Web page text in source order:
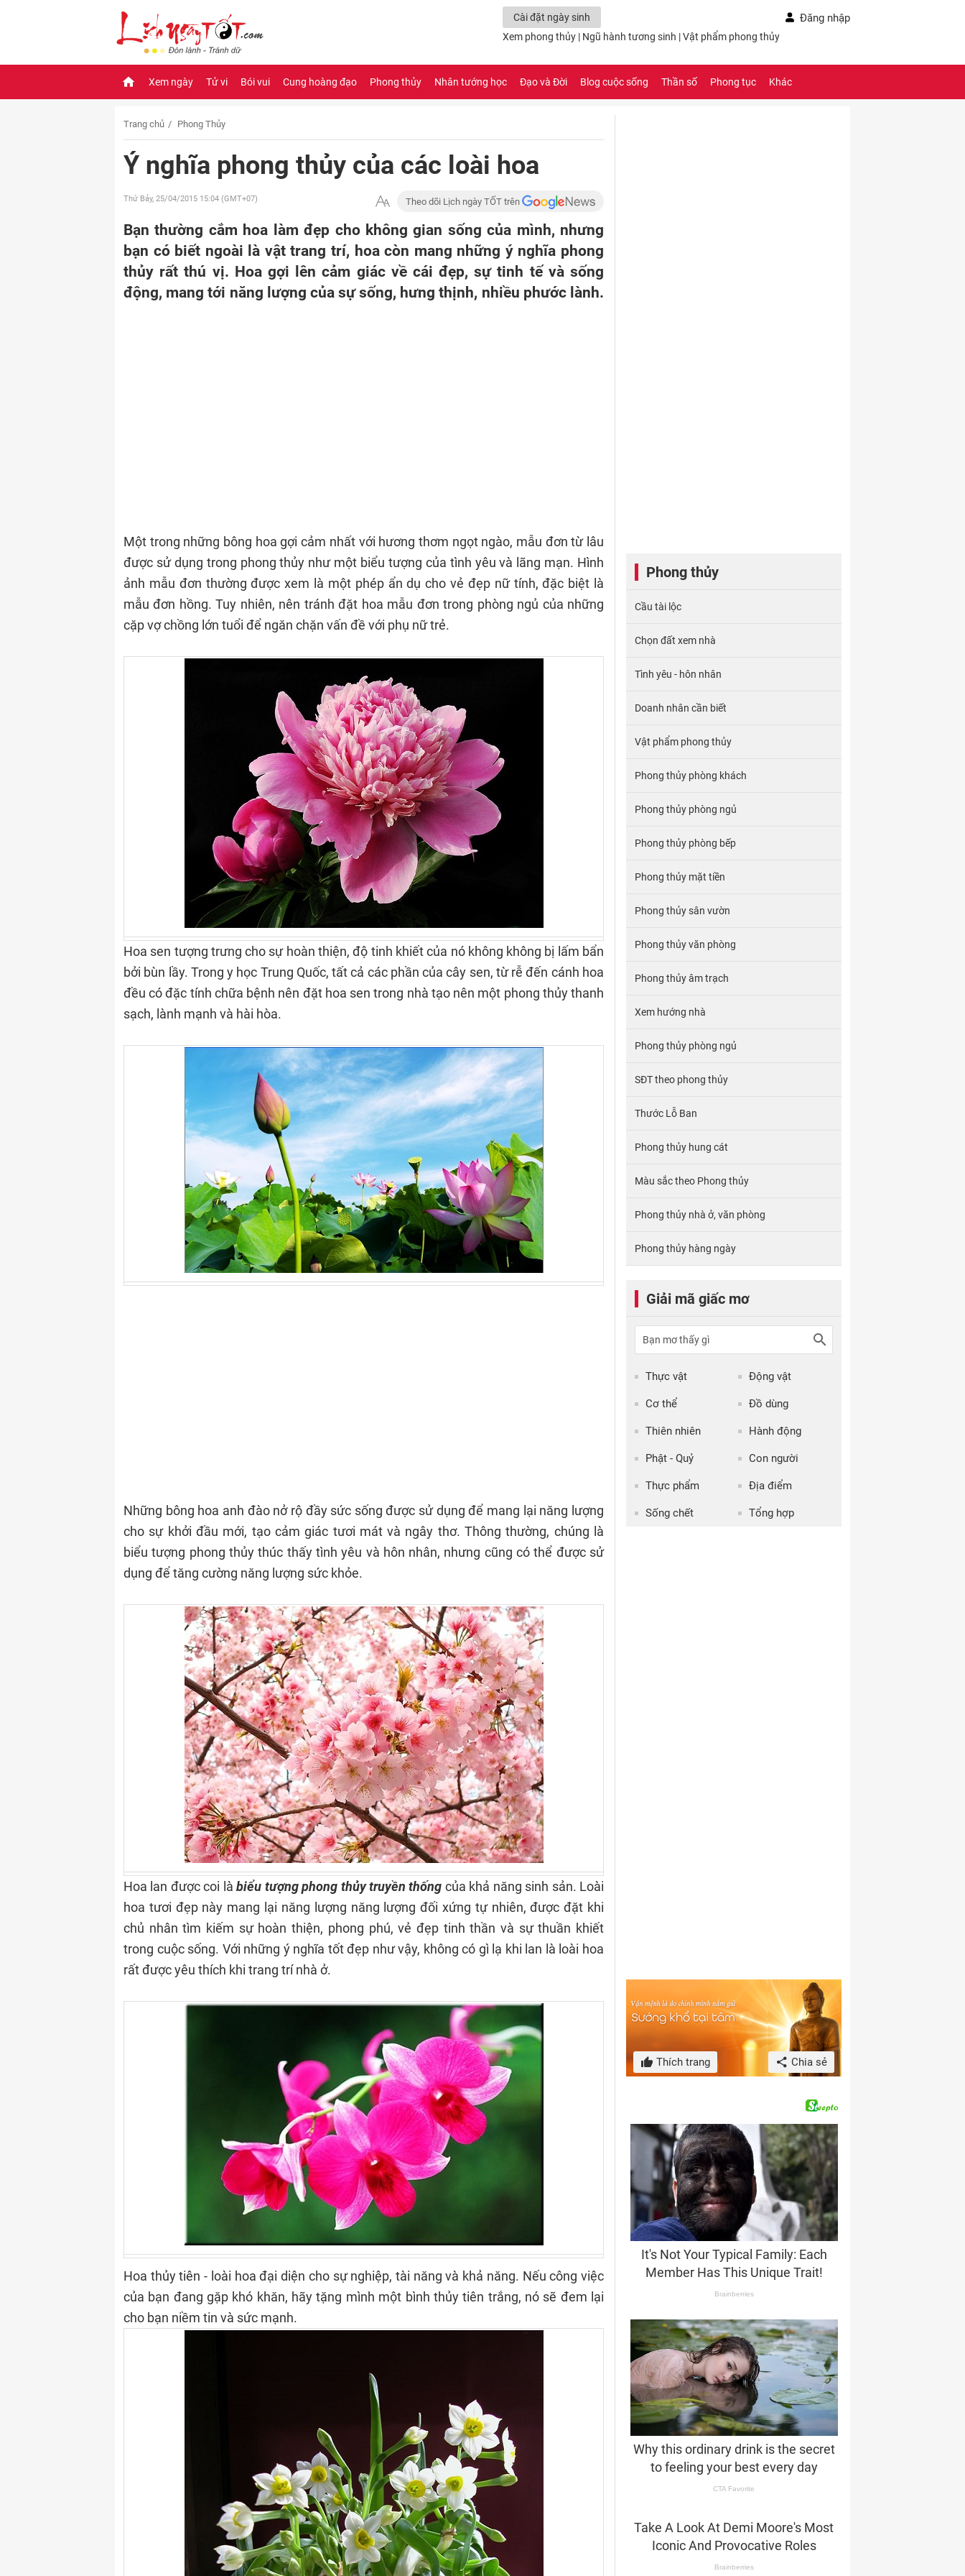
Cài đặt ngày sinh Đăng nhập
Xem phong thủy | Ngũ hành tương sinh |Vật phẩm phong thủy
Xem ngày Tử vi Bói vui Cung hoàng đạo Phong thủy Nhân tướng học Đạo và Đời Blog cuộc sống Thần số Phong tục Khác
Trang chủ Phong Thủy
Ý nghĩa phong thủy của các loài hoa
Thứ Bảy, 25/04/2015 15:04 (GMT+07) Theo dõi Lịch ngày TỐT trên
Bạn thường cắm hoa làm đẹp cho không gian sống của mình, nhưng
bạn có biết ngoài là vật trang trí, hoa còn mang những ý nghĩa phong
thủy rất thú vị. Hoa gợi lên cảm giác về cái đẹp, sự tinh tế và sống
động, mang tới năng lượng của sự sống, hưng thịnh, nhiều phước lành.
Một trong những bông hoa gợi cảm nhất với hương thơm ngọt ngào, mẫu đơn từ lâu
được sử dụng trong phong thủy như một biểu tượng của tình yêu và lãng mạn. Hình
ảnh mẫu đơn thường được xem là một phép ẩn dụ cho vẻ đẹp nữ tính, đặc biệt là
mẫu đơn hồng. Tuy nhiên, nên tránh đặt hoa mẫu đơn trong phòng ngủ của những
cặp vợ chồng lớn tuổi để ngăn chặn vấn đề với phụ nữ trẻ.
Hoa sen tượng trưng cho sự hoàn thiện, độ tinh khiết của nó không không bị lấm bẩn
bởi bùn lầy. Trong y học Trung Quốc, tất cả các phần của cây sen, từ rễ đến cánh hoa
đều có đặc tính chữa bệnh nên đặt hoa sen trong nhà tạo nên một phong thủy thanh
sạch, lành mạnh và hài hòa.
Những bông hoa anh đào nở rộ đầy sức sống được sử dụng để mang lại năng lượng
cho sự khởi đầu mới, tạo cảm giác tươi mát và ngây thơ. Thông thường, chúng là
biểu tượng phong thủy thúc thấy tình yêu và hôn nhân, nhưng cũng có thể được sử
dụng để tăng cường năng lượng sức khỏe.
Hoa lan được coi là biểu tượng phong thủy truyền thống của khả năng sinh sản. Loài
hoa tươi đẹp này mang lại năng lượng năng lượng đối xứng tự nhiên, được đặt khi
chủ nhân tìm kiếm sự hoàn thiện, phong phú, vẻ đẹp tinh thần và sự thuần khiết
trong cuộc sống. Với những ý nghĩa tốt đẹp như vậy, không có gì lạ khi lan là loài hoa
rất được yêu thích khi trang trí nhà ở.
Hoa thủy tiên - loài hoa đại diện cho sự nghiệp, tài năng và khả năng. Nếu công việc
của bạn đang gặp khó khăn, hãy tặng mình một bình thủy tiên trắng, nó sẽ đem lại
cho bạn niềm tin và sức mạnh.
Phong thủy
Cầu tài lộc
Chọn đất xem nhà
Tình yêu - hôn nhân
Doanh nhân cần biết
Vật phẩm phong thủy
Phong thủy phòng khách
Phong thủy phòng ngủ
Phong thủy phòng bếp
Phong thủy mặt tiền
Phong thủy sân vườn
Phong thủy văn phòng
Phong thủy âm trạch
Xem hướng nhà
Phong thủy phòng ngủ
SĐT theo phong thủy
Thước Lỗ Ban
Phong thủy hung cát
Màu sắc theo Phong thủy
Phong thủy nhà ở, văn phòng
Phong thủy hàng ngày
Giải mã giấc mơ
Thực vật Động vật
Cơ thể Đồ dùng
Thiên nhiên Hành động
Phật - Quỷ Con người
Thực phẩm Địa điểm
Sống chết Tổng hợp
Thích trang Chia sẻ